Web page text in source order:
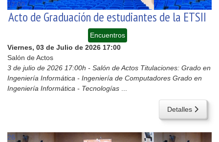
17:00
Acto de Graduación de estudiantes de la ETSII
Encuentros
Viernes, 03 de Julio de 2026 17:00
Salón de Actos
3 de julio de 2026 17:00h - Salón de Actos Titulaciones: Grado en
Ingeniería Informática - Ingeniería de Computadores Grado en
Ingeniería Informática - Tecnologías
Detalles
26